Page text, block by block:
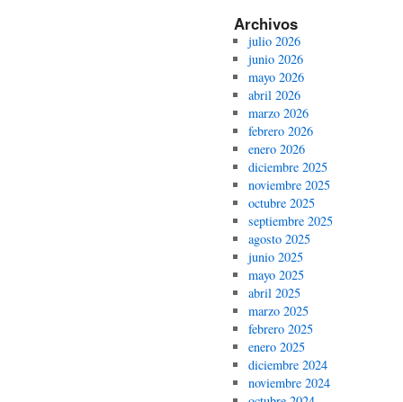
Archivos
julio 2026
junio 2026
mayo 2026
abril 2026
marzo 2026
febrero 2026
enero 2026
diciembre 2025
noviembre 2025
octubre 2025
septiembre 2025
agosto 2025
junio 2025
mayo 2025
abril 2025
marzo 2025
febrero 2025
enero 2025
diciembre 2024
noviembre 2024